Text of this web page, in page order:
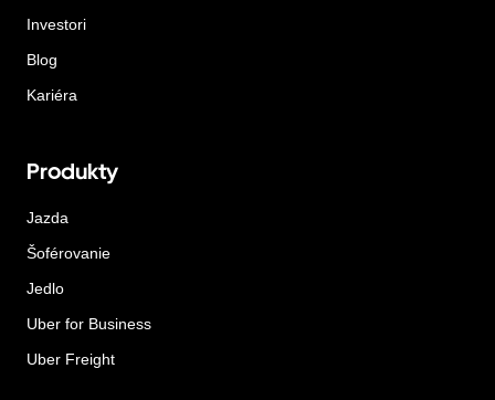
Investori
Blog
Kariéra
Produkty
Jazda
Šoférovanie
Jedlo
Uber for Business
Uber Freight